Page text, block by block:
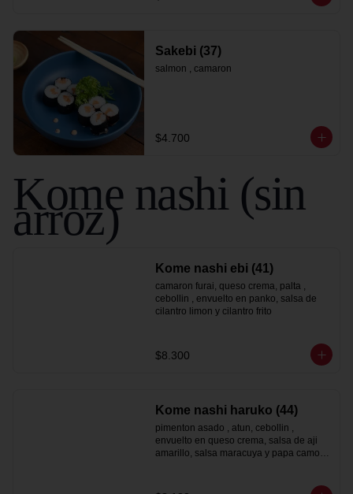
Sakebi (37)
salmon , camaron
$4.700
Kome nashi (sin
arroz)
Kome nashi ebi (41)
camaron furai, queso crema, palta ,
cebollin , envuelto en panko, salsa de
cilantro limon y cilantro frito
$8.300
Kome nashi haruko (44)
pimenton asado , atun, cebollin ,
envuelto en queso crema, salsa de aji
amarillo, salsa maracuya y papa camote